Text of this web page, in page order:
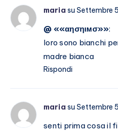
maria su Settembre
@ ««αησηιмσ»»:
loro sono bianchi
madre bianca
Rispondi
maria su Settembre
senti prima cosa il